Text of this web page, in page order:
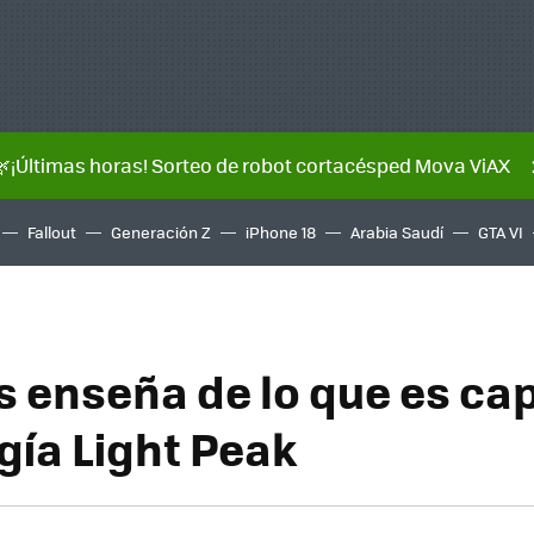
horas! Sorteo de robot cortacésped Mova ViAX
Fallout Generación Z iPhone 18 Arabia Saudí GTA VI
enseña de lo que es
Light Peak